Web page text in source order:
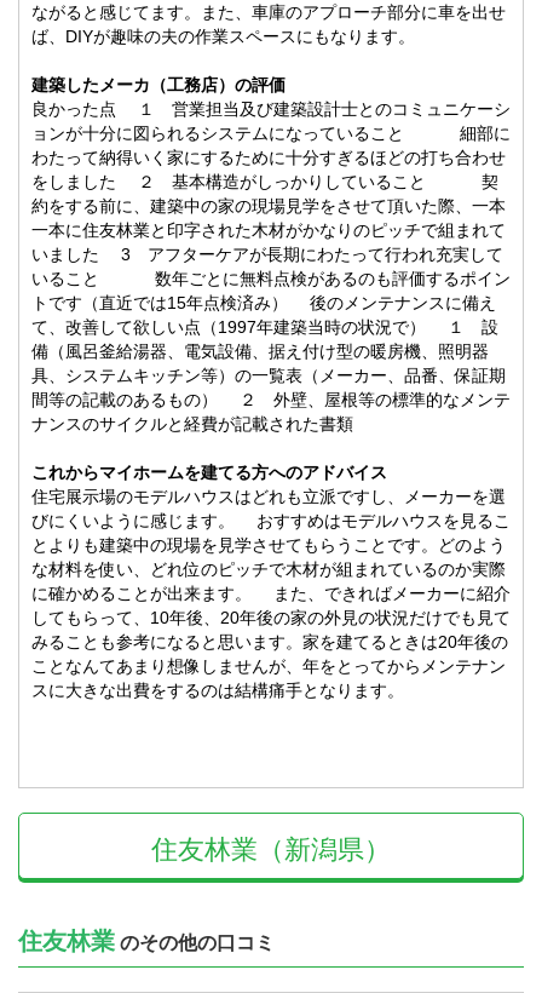
ながると感じてます。また、車庫のアプローチ部分に車を出せ
ば、DIYが趣味の夫の作業スペースにもなります。
建築したメーカ（工務店）の評価
良かった点 １ 営業担当及び建築設計士とのコミュニケーシ
ョンが十分に図られるシステムになっていること 細部に
わたって納得いく家にするために十分すぎるほどの打ち合わせ
をしました ２ 基本構造がしっかりしていること 契
約をする前に、建築中の家の現場見学をさせて頂いた際、一本
一本に住友林業と印字された木材がかなりのピッチで組まれて
いました 3 アフターケアが長期にわたって行われ充実して
いること 数年ごとに無料点検があるのも評価するポイン
トです（直近では15年点検済み） 後のメンテナンスに備え
て、改善して欲しい点（1997年建築当時の状況で） １ 設
備（風呂釜給湯器、電気設備、据え付け型の暖房機、照明器
具、システムキッチン等）の一覧表（メーカー、品番、保証期
間等の記載のあるもの） ２ 外壁、屋根等の標準的なメンテ
ナンスのサイクルと経費が記載された書類
これからマイホームを建てる方へのアドバイス
住宅展示場のモデルハウスはどれも立派ですし、メーカーを選
びにくいように感じます。 おすすめはモデルハウスを見るこ
とよりも建築中の現場を見学させてもらうことです。どのよう
な材料を使い、どれ位のピッチで木材が組まれているのか実際
に確かめることが出来ます。 また、できればメーカーに紹介
してもらって、10年後、20年後の家の外見の状況だけでも見て
みることも参考になると思います。家を建てるときは20年後の
ことなんてあまり想像しませんが、年をとってからメンテナン
スに大きな出費をするのは結構痛手となります。
住友林業（新潟県）
住友林業 のその他の口コミ